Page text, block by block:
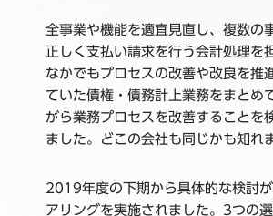
全事業や機能を適宜見直し、複数の
正しく支払い請求を行う会計処理を
なかでもプロセスの改善や改良を推
ていた債権・債務計上業務をまとめ
がら業務プロセスを改善することを
ました。どこの会社も同じかも知れ
2019年度の下期から具体的な検討
アリングを実施されました。3つの